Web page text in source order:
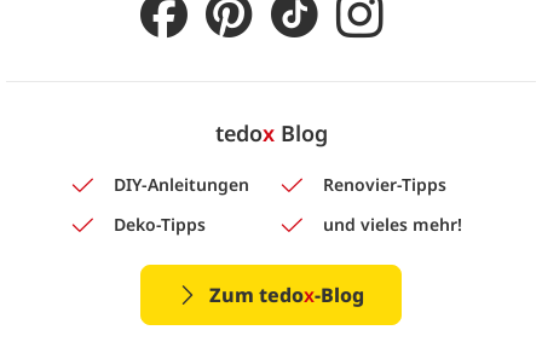
tedoxBlog
DIY-Anleitungen
Renovier-Tipps
Deko-Tipps
und vieles mehr!
Zum tedox-Blog